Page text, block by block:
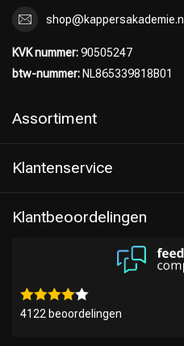
shop@kappersakademie.nl
KVK nummer:90505247
btw-nummer: NL865339818B01
Assortiment
Klantenservice
Klantbeoordelingen
4122 beoordelingen